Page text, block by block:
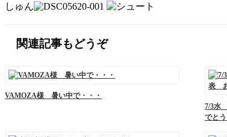
しゅん
関連記事もどうぞ
VAMOZA様 暑い中で・・・
7/3水
でと